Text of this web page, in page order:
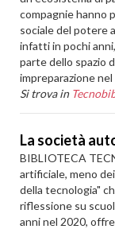
compagnie hanno
sociale del potere
infatti in pochi
parte dello spazio
impreparazione
Si trova in
La società
BIBLIOTECA
artificiale, meno
della tecnologia"
riflessione su
anni nel 2020,